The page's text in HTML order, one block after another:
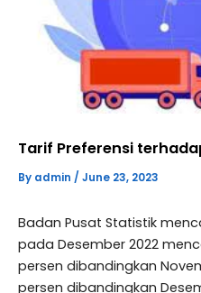
Tarif Preferensi
By admin / June 23, 2023
Badan Pusat Statistik
pada Desember 2022
persen dibandingkan
persen dibandingkan